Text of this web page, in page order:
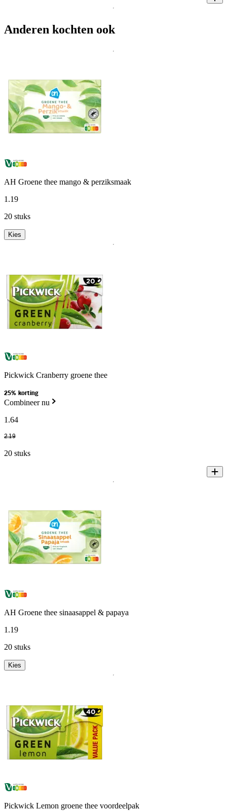
Anderen kochten ook
AH Groene thee mango & perziksmaak
1 .19
20 stuks
Kies
Pickwick Cranberry groene thee
25% korting
Combineer nu
1 .64
2.19
20 stuks
AH Groene thee sinaasappel & papaya
1 .19
20 stuks
Kies
Pickwick Lemon groene thee voordeelpak